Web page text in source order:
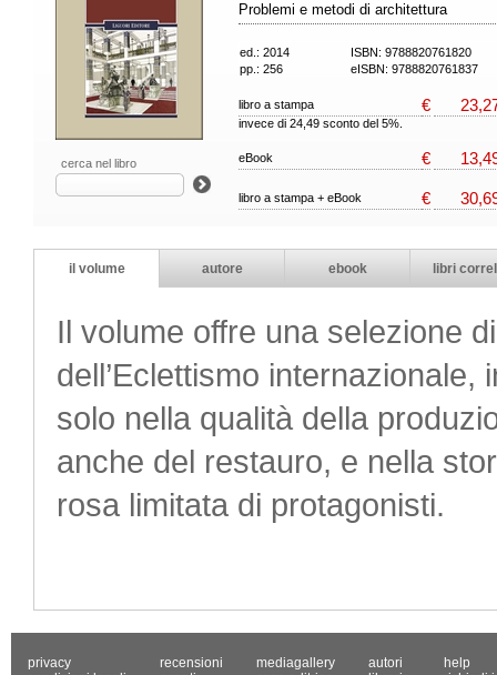
cerca nel libro
Problemi e metodi di architettura
ed.: 2014
ISBN: 9788820761820
pp.: 256
eISBN: 9788820761837
libro a stampa €
invece di 24,49 sconto del 5%.
eBook €
libro a stampa + eBook €
il volume autore ebook libri
Il volume offre una selezione
dell’Eclettismo
solo nella qualità della
anche del restauro, e nella
rosa limitata di protagonisti.
privacy
recensioni
mediagallery
autori
help